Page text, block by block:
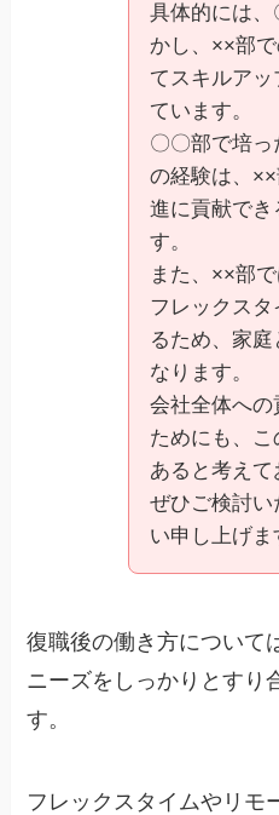
具体的には
かし、××部
てスキルアッ
ています。
〇〇部で培
の経験は、
進に貢献でき
す。
また、××部
フレックス
るため、家庭
なります。
会社全体への
ためにも、
あると考えて
ぜひご検討
い申し上げま
復職後の働き方について
ニーズをしっかりとすり
す。
フレックスタイムやリモ